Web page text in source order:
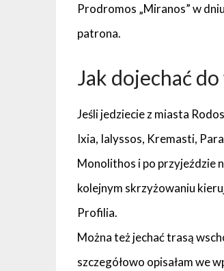
Prodromos „Miranos” w
patrona.
Jak dojechać
Jeśli jedziecie z miasta
Ixia, Ialyssos, Kremasti,
Monolithos i po przyjeździe
kolejnym skrzyżowaniu
Profilia.
Można też jechać trasą
szczegółowo opisałam we